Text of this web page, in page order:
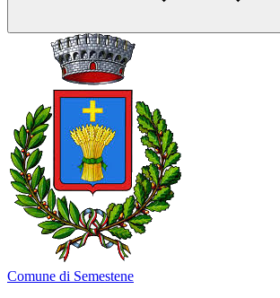
Comune di Semestene